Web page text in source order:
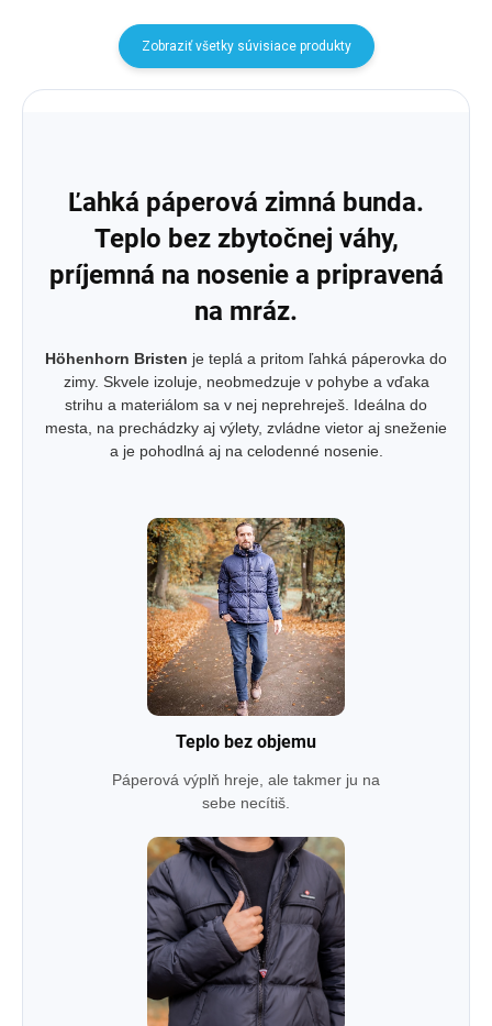
Zobraziť všetky súvisiace produkty
Ľahká páperová zimná bunda.
Teplo bez zbytočnej váhy,
príjemná na nosenie a pripravená
na mráz.
Höhenhorn Bristen je teplá a pritom ľahká páperovka do
zimy. Skvele izoluje, neobmedzuje v pohybe a vďaka
strihu a materiálom sa v nej neprehreješ. Ideálna do
mesta, na prechádzky aj výlety, zvládne vietor aj sneženie
a je pohodlná aj na celodenné nosenie.
Teplo bez objemu
Páperová výplň hreje, ale takmer ju na
sebe necítiš.